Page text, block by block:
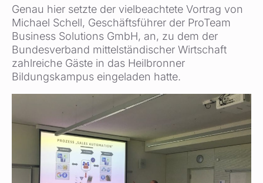
Genau hier setzte der vielbeachtete Vortrag von
Michael Schell, Geschäftsführer der ProTeam
Business Solutions GmbH, an, zu dem der
Bundesverband mittelständischer Wirtschaft
zahlreiche Gäste in das Heilbronner
Bildungskampus eingeladen hatte.